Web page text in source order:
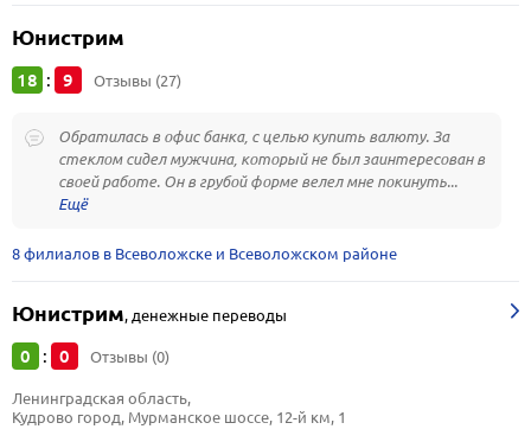
Юнистрим
18 : 9 Отзывы (27)
Обратилась в офис банка, с целью купить валюту. За
стеклом сидел мужчина, который не был заинтересован в
своей работе. Он в грубой форме велел мне покинуть...
8 филиалов в Всеволожске и Всеволожском районе
Юнистрим, денежные переводы
0 : 0 Отзывы (0)
Ленинградская область,
Кудрово город, Мурманское шоссе, 12-й км, 1